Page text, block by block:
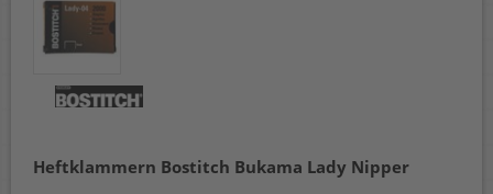
Heftklammern Bostitch Bukama Lady Nipper